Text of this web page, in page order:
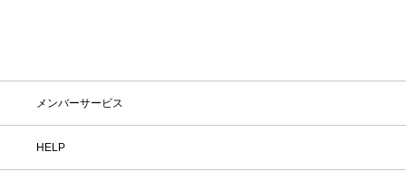
メンバーサービス
HELP